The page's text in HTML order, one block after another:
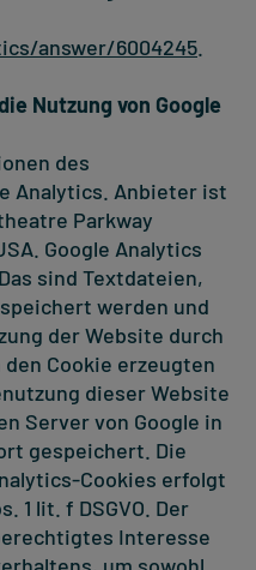
answer/6004245
Nutzung von Google
des
Analytics. Anbieter ist
Parkway
Google Analytics
sind Textdateien,
werden und
der Website durch
Cookie erzeugten
dieser Website
Server von Google in
gespeichert. Die
Cookies erfolgt
1 lit. f DSGVO. Der
Interesse